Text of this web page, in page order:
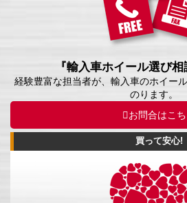
『輸入車ホイール選び相
経験豊富な担当者が、輸入車のホイー
のります。
お問合はこち
買って安心!